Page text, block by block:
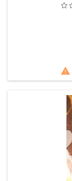
